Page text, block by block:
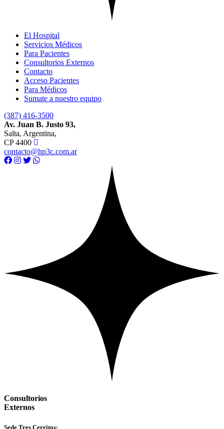
El Hospital
Servicios Médicos
Para Pacientes
Consultorios Externos
Contacto
Acceso Pacientes
Para Médicos
Sumate a nuestro equipo
(387) 416-3500
Av. Juan B. Justo 93,
Salta, Argentina,
CP 4400
contacto@hp3c.com.ar
Consultorios
Externos
Sede Tres Cerritos: